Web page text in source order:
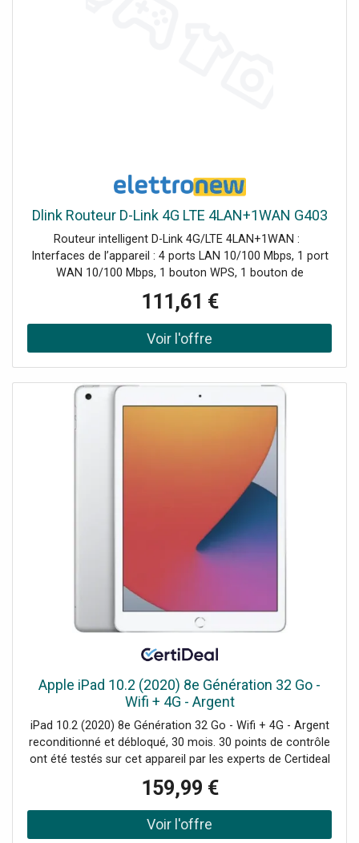
Dlink Routeur D-Link 4G LTE 4LAN+1WAN G403
Routeur intelligent D-Link 4G/LTE 4LAN+1WAN :
Interfaces de l’appareil : 4 ports LAN 10/100 Mbps, 1 port
WAN 10/100 Mbps, 1 bouton WPS, 1 bouton de
pour carte SIM, 1 connecteur d’alimentation Type
d’antenne Deux antennes externes 4G LTE et deux
antennes Wi-Fi externes: Vitesse de transmission des
données LTE 1 : liaison descendante LTE jusqu’à 150 Mbps,
jusqu’à 42 Mbps, DC-HSPA Uplink jusqu’à 5,72 Mbps
Vitesse de transmission des données Wi-Fi 2 2,4 GHz -
jusqu’à 300 Mbps Norme IEEE IEEE 802.11n/g/b, IEEE
802.3u/b, IEEE 802.11k/v Fréquences supportées par les
stations LTE : Version 10 CAT4 : Bande
1/3/7/8/20/28/38/40/41, UMTS/HSPA/HSPA+/DC-
HSPA+ : Bande 1/8 (900/2100 MHz), GSM/GPRS/EDGE :
900/1800 MHz Protocole de sécurité WPA (Wi-Fi
Protected Access), WPA2, WPA3, WPS (Wi-Fi Protected
Setup) Firewall DoS, inspection des paquets stateful,
contrôle anti-spoofing, filtrage d’adresses IP/MAC, 1 x
AI (iOS et Android), interface web Assistants vocaux
Alexa d’Amazon, Assistant Google
111,61 €
Apple iPad 10.2 (2020) 8e Génération 32 Go -
Wifi + 4G - Argent
iPad 10.2 (2020) 8e Génération 32 Go - Wifi + 4G - Argent
reconditionné et débloqué, 30 mois. 30 points de contrôle
ont été testés sur cet appareil par les experts de Certideal
159,99 €